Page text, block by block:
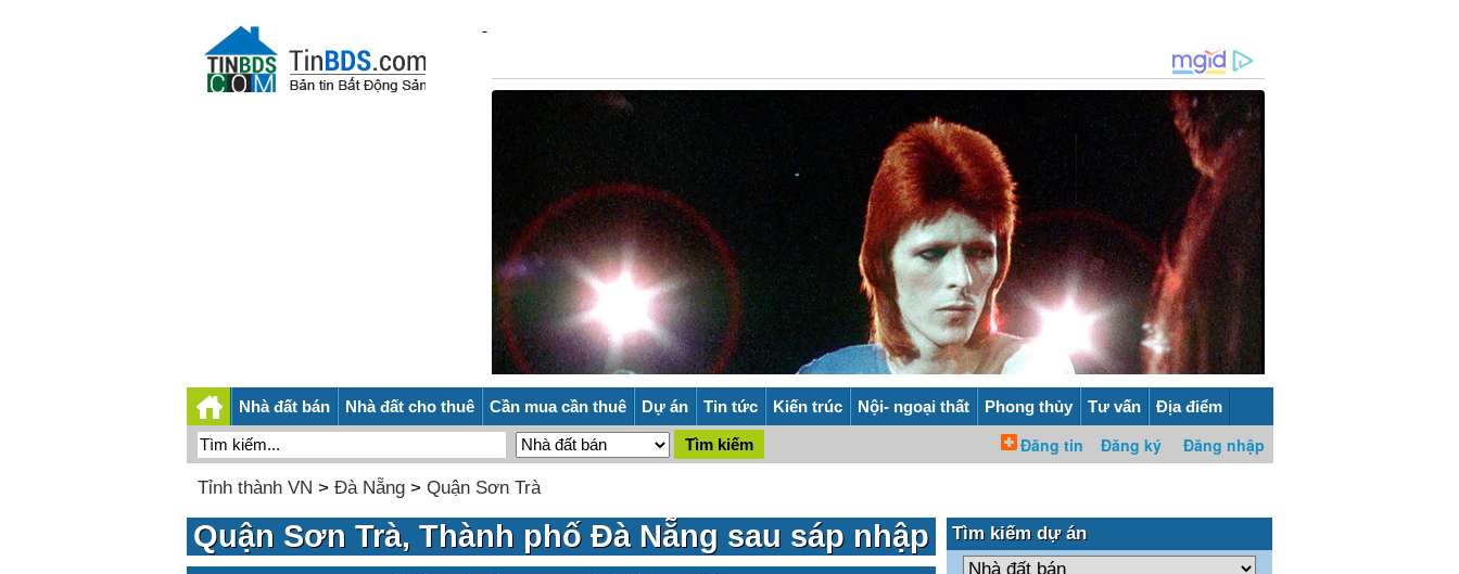
Nhà đất bán Nhà đất cho thuê Cần mua cần thuê Dự án Tin tức Kiến trúc Nội- ngoại thất Phong thủy Tư vấn Địa điểm
Tỉnh thành VN > Đà Nẵng> Quận Sơn Trà
Quận Sơn Trà, Thành phố Đà Nẵng sau sáp nhập Tìm kiếm dự án